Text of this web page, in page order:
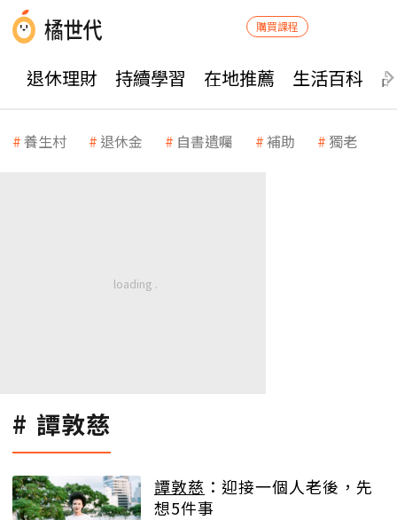
購買課程
退休理財 持續學習 在地推薦 生活百科
養生村 退休金 自書遺囑 補助 獨老
譚敦慈
譚敦慈 ：迎接一個人老後，先
想5件事